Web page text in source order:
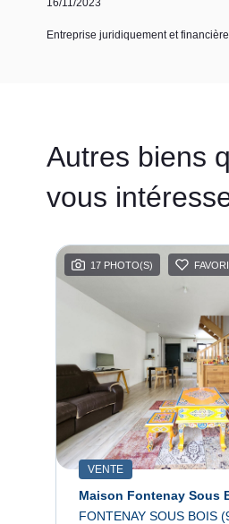
Entreprise juridiquement et
Autres biens
vous
17 PHOTO(S)
VENTE
FONTENAY SOUS BOIS